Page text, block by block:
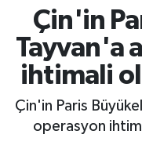
Çin'in
Tayvan'a
ihtimali
Çin'in Paris
operasyon
Kültür & Sanat
Teknoloji
Bilim
Genel